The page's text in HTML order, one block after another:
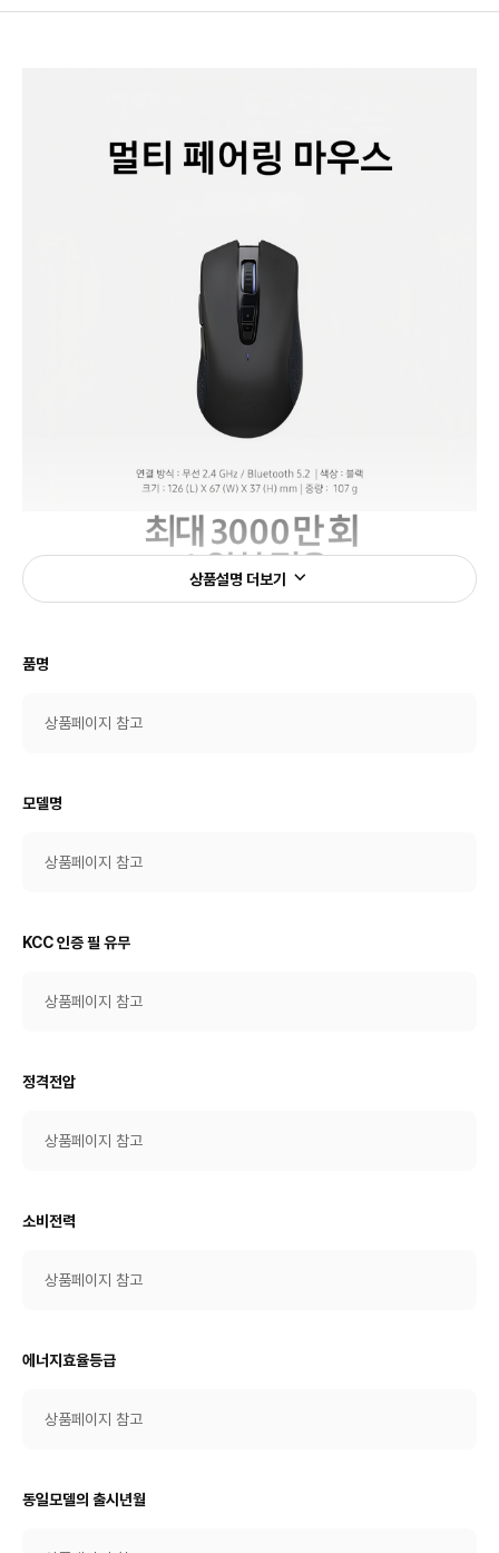
상품설명 더보기
품명
상품페이지 참고
모델명
상품페이지 참고
KCC 인증 필 유무
상품페이지 참고
정격전압
상품페이지 참고
소비전력
상품페이지 참고
에너지효율등급
상품페이지 참고
동일모델의 출시년월